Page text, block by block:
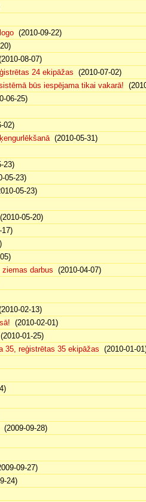
(2010-09-22)
08-07)
24 ekipāžas (2010-07-02)
būs iespējama tikai vakarā!
06-25)
02)
(2010-05-31)
23)
05-23)
05-23)
(2010-05-20)
17)
darbus (2010-04-07)
02-13)
(2010-02-01)
(2010-01-25)
35, reģistrētas 35 ekipāžas (2010-01-
(2009-09-28)
09-27)
24)